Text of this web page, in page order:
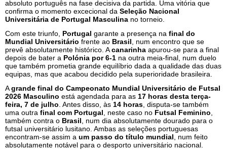
absoluto português na fase decisiva da partida. Uma vitória que
confirma o momento excecional da Seleção Nacional
Universitária de Portugal Masculina no torneio.
Com este triunfo, Portugal garante a presença na final do
Mundial Universitário frente ao Brasil , num encontro que se
prevê absolutamente histórico. Acanarinha apurou-se para a final
depois de bater a Polónia por 6-1 na outra meia-final, num duelo
que também prometia grande equilíbrio dada a qualidade das duas
equipas, mas que acabou decidido pela superioridade brasileira.
Agrande final do Campeonato Mundial Universitário de Futsal
2026 Masculino está agendada para as 17 horas desta terça-
feira, 7 de julho . Antes disso, às 14 horas , disputa-se também
uma outra final com Portugal , neste caso no Futsal Feminino
também contra o Brasil , num dia absolutamente dourado para o
futsal universitário lusitano. Ambas as seleções portuguesas
encontram-se assim a um passo do título mundial , num feito
absolutamente notável para o desporto universitário nacional.